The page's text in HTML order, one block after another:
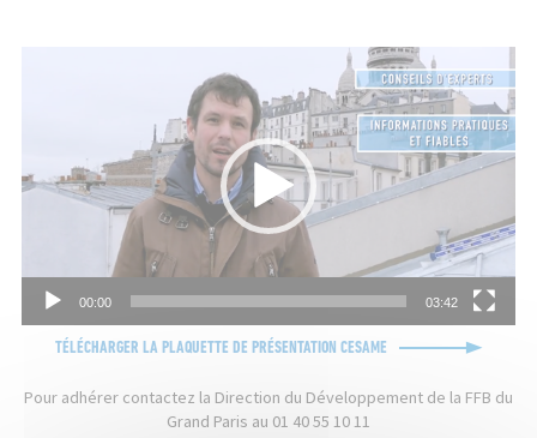
ENTREZ VOTRE RECHERCHE
RECHERCHER
Name*
Email*
00:00 03:42
TÉLÉCHARGER LA PLAQUETTE DE PRÉSENTATION CESAME
Pour adhérer contactez la Direction du Développement de la FFB du
Grand Paris au 01 40 55 10 11